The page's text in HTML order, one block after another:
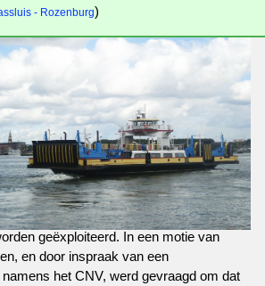
- Rozenburg)
geëxploiteerd. In een motie van
en door inspraak van een
het CNV, werd gevraagd om dat